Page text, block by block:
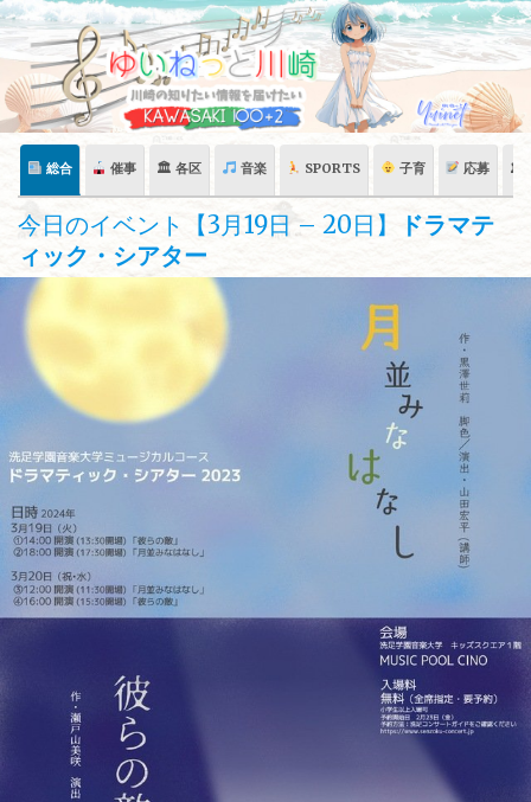
Skip
content
総合 催事 🏛 各区 音楽 SPORTS 子育 応募 🏛
今日のイベント【3月19日 – 20日】
ドラマテ
ィック・シアター